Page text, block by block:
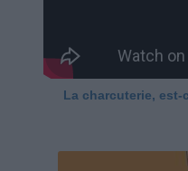
La charcuterie, est-